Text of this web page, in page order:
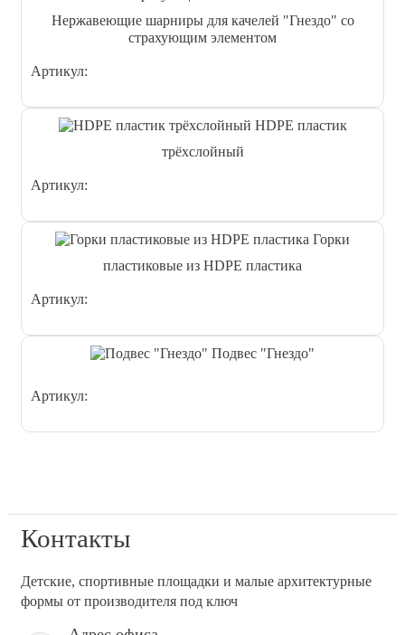
Нержавеющие шарниры для качелей "Гнездо" со
страхующим элементом
Артикул:
HDPE пластик
трёхслойный
Артикул:
Горки
пластиковые из HDPE пластика
Артикул:
Подвес "Гнездо"
Артикул:
Контакты
Детские, спортивные площадки и малые архитектурные
формы от производителя под ключ